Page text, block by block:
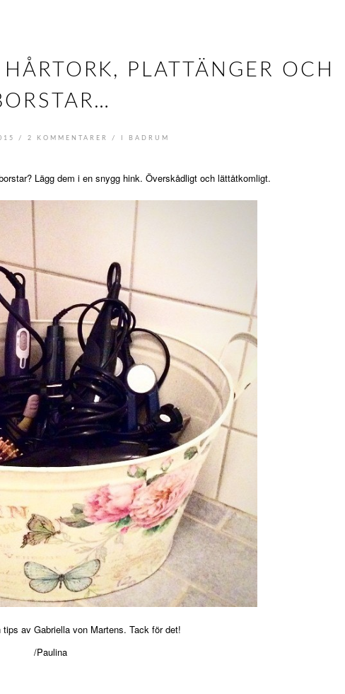
PLATTÄNGER OCH
/ 2 KOMMENTARER / BADRUM
Lägg dem i en snygg hink. Överskådligt och lättåtkomligt.
av Gabriella von Martens. Tack för det!
/Paulina